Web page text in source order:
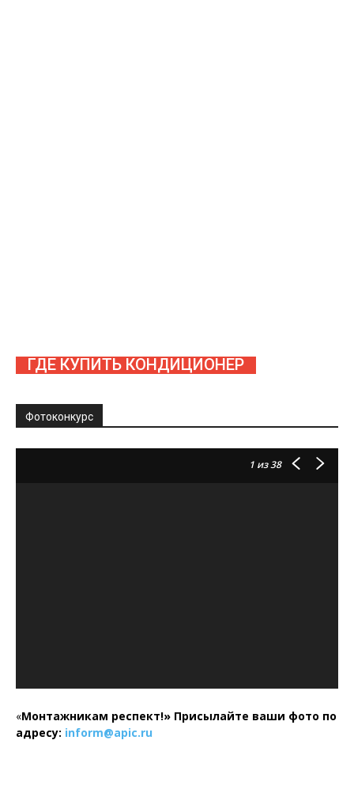
ГДЕ КУПИТЬ КОНДИЦИОНЕР
Фотоконкурс
1 из 38
«Монтажникам респект!» Присылайте ваши фото по
адресу: inform@apic.ru